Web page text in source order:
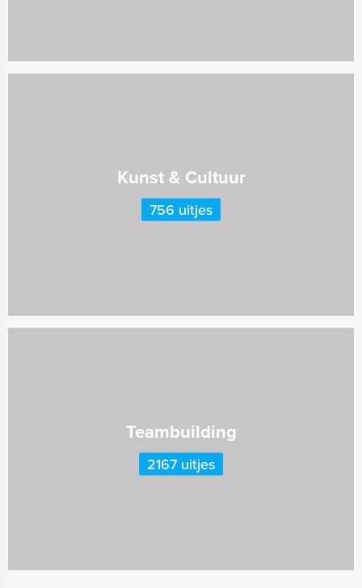
Kunst & Cultuur
756 uitjes
Teambuilding
2167 uitjes